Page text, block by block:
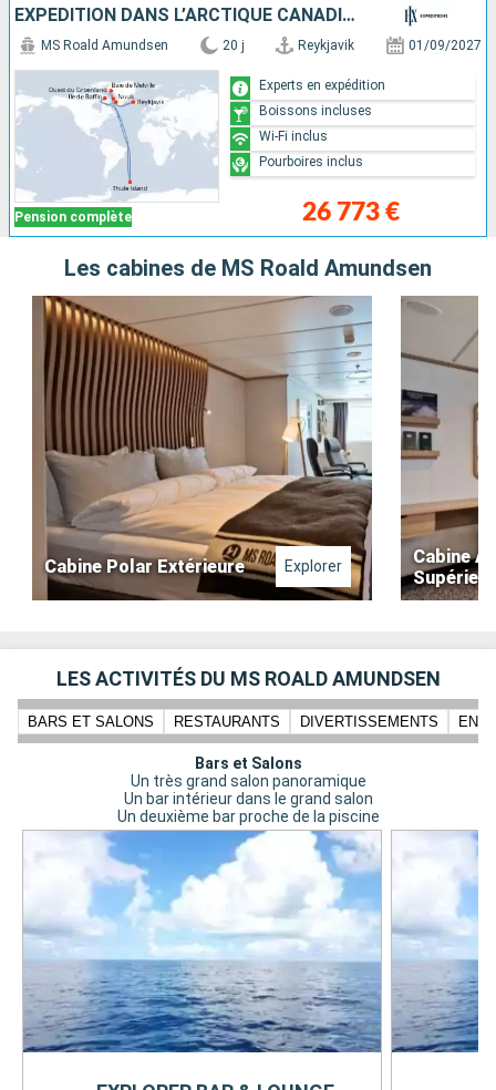
EXPÉDITION DANS L’ARCTIQUE CANADIEN ET AU GROENLAND – TOUR DE LA BAIE DE BAFFIN
Pension complète
MS Roald Amundsen 20 j Reykjavik 01/09/2027
26 773 €
Experts en expédition
Boissons incluses
Wi-Fi inclus
Pourboires inclus
Les cabines de MS Roald Amundsen
Cabine Polar Extérieure Explorer
Cabine
LES ACTIVITÉS DU MS ROALD AMUNDSEN
BARS ET SALONS RESTAURANTS DIVERTISSEMENTS
Bars et Salons
Un très grand salon panoramique
Un bar intérieur dans le grand salon
Un deuxième bar proche de la piscine